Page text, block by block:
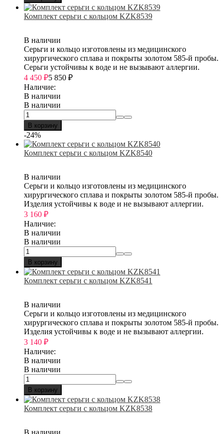
Комплект серьги с кольцом KZK8539
В наличии
Серьги и кольцо изготовлены из медицинского
хирургического сплава и покрыты золотом 585-й пробы.
Серьги устойчивы к воде и не вызывают аллергии.
4 450 ₽5 850 ₽
Наличие:
В наличии
В наличии
В корзину
-24%
Комплект серьги с кольцом KZK8540
В наличии
Серьги и кольцо изготовлены из медицинского
хирургического сплава и покрыты золотом 585-й пробы.
Изделия устойчивы к воде и не вызывают аллергии.
3 160 ₽
Наличие:
В наличии
В наличии
В корзину
Комплект серьги с кольцом KZK8541
В наличии
Серьги и кольцо изготовлены из медицинского
хирургического сплава и покрыты золотом 585-й пробы.
Изделия устойчивы к воде и не вызывают аллергии.
3 140 ₽
Наличие:
В наличии
В наличии
В корзину
Комплект серьги с кольцом KZK8538
В наличии